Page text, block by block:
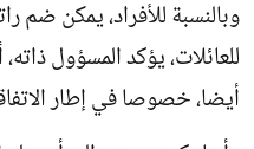
وبالنسبة للأفراد، يمكن ضم
للعائلات، يؤكد المسؤول
أيضا، خصوصا في إطار